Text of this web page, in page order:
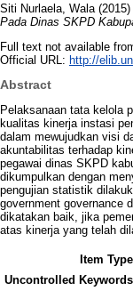
Siti Nurlaela, Wala (2015)
Pada Dinas SKPD
Full text not available
Official URL: http://
Abstract
Pelaksanaan tata kelola
kualitas kinerja instasi
dalam mewujudkan visi
akuntabilitas terhadap
pegawai dinas SKPD
dikumpulkan dengan
pengujian statistik
government governance
dikatakan baik, jika
atas kinerja yang telah
Item
Uncontrolled